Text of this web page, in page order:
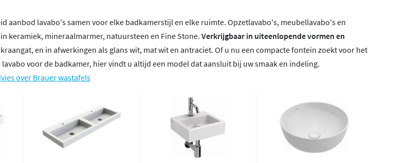
aanbod lavabo's samen voor elke badkamerstijl en elke ruimte. Opzetlavabo's, meubellavabo's en
keramiek, mineraalmarmer, natuursteen en Fine Stone.Verkrijgbaar in uiteenlopende vormen en
en in afwerkingen als glans wit, mat wit en antraciet. Of u nu een compacte fontein zoekt voor het
voor de badkamer, hier vindt u altijd een model dat aansluit bij uw smaak en indeling.
over Brauer wastafels